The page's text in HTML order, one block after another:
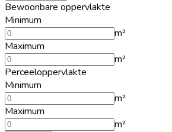
Bewoonbare oppervlakte
Minimum
m²
Maximum
m²
Perceeloppervlakte
Minimum
m²
Maximum
m²